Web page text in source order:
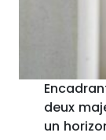
deux
un